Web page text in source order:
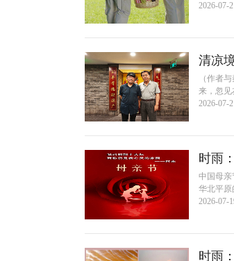
2026-07-
（作者
来，忽见
2026-07-
时雨
中国母
华北平原
2026-07-
时雨